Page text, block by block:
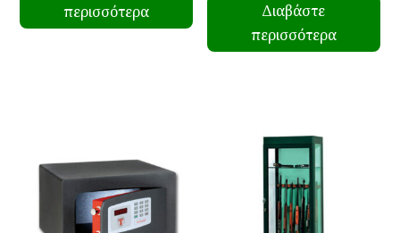
περισσότερα
Διαβάστε
περισσότερα